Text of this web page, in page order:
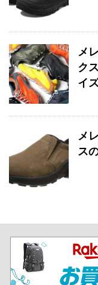
メ
ク
イ
メ
ス